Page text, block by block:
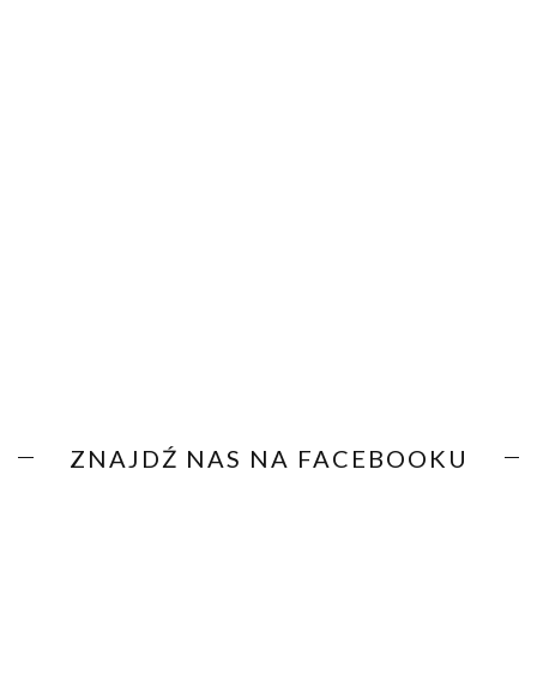
ZNAJDŹ NAS NA FACEBOOKU